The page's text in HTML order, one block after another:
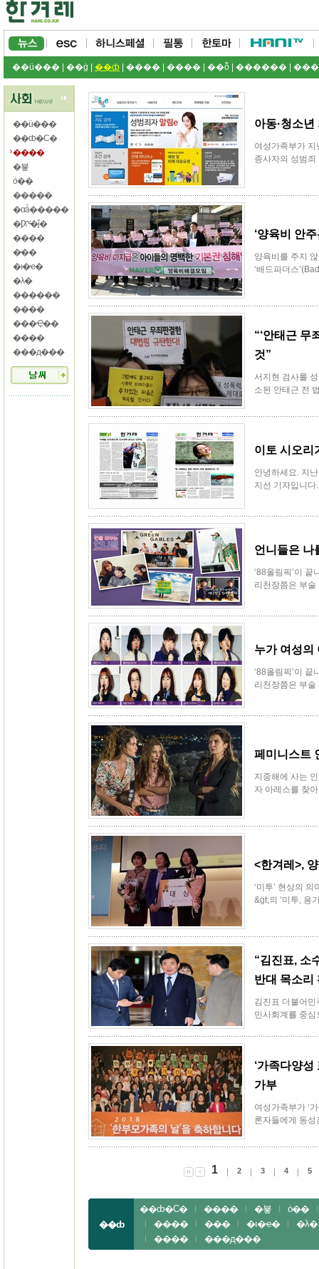
��ü��� ��ġ ��ȸ ���� ���� ��ȭ ������
��ü���
��ȸ�Ϲ�
����
�뵿
ȯ��
�����
�αǡ�����
�Ƿᡤ�ǰ�
����
�̵��
�ı�ҽ�
�λ�
������
����
���Ҿ��
����
���д���
아동·청소
여성가족부가 지
종사자의 성범
‘양육비 안
양육비를 주지
‘배드파더스
“‘안태근 무
것”
서지현 검사를
소된 안태근 전
이토 시오리
안녕하세요. 지
지선 기자입니다
언니들은 나
‘88올림픽’이
리천장쯤은 부
누가 여성의
‘88올림픽’이
리천장쯤은 부
페미니스트
지중해에 사는
자 아레스를 찾
<한겨레>,
‘미투’ 현상의
&gt;의 ‘미투, 용
“김진표, 소
반대 목소리
김진표 더불어
민사회계를 중
‘가족다양성
가부
여성가족부가 ‘
론자들에게 동성
1 2 3 4 5
��ȸ
��ȸ�Ϲ� ���� �뵿
ȯ��
����
�̵�� �ı�ҽ�
�λ�
����
���д���